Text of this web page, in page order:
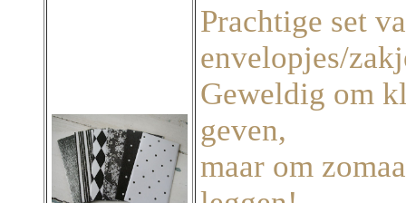
Prachtige set
envelopjes/
Geweldig om
geven,
maar om